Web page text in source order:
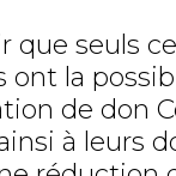
que seuls
ont la
de don
à leurs